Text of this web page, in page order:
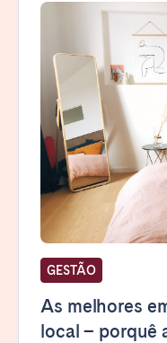
GESTÃO
As melhores
local – porquê